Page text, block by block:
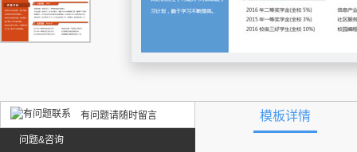
有问题请随时留言
问题&咨询
模板详情